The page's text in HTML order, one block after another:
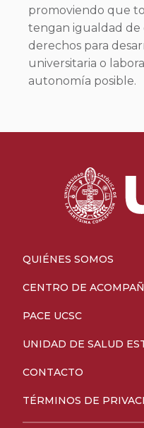
promoviendo que
tengan igualdad
derechos para
universitaria o
autonomía posible.
QUIÉNES SOMOS
CENTRO DE
PACE UCSC
UNIDAD DE SALUD
CONTACTO
TÉRMINOS DE